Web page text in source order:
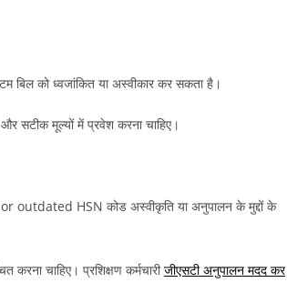
बिल को ध्वजांकित या अस्वीकार कर सकता है।
सटीक मूल्यों में प्रवेश करना चाहिए।
outdated HSN कोड अस्वीकृति या अनुपालन के मुद्दों के
चाहिए। प्रशिक्षण कर्मचारीजीएसटी अनुपालन मदद कर